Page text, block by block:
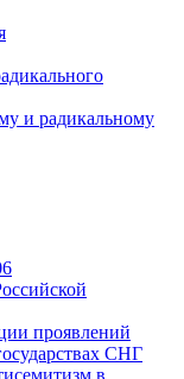
и радикальному
проявлений
СНГ